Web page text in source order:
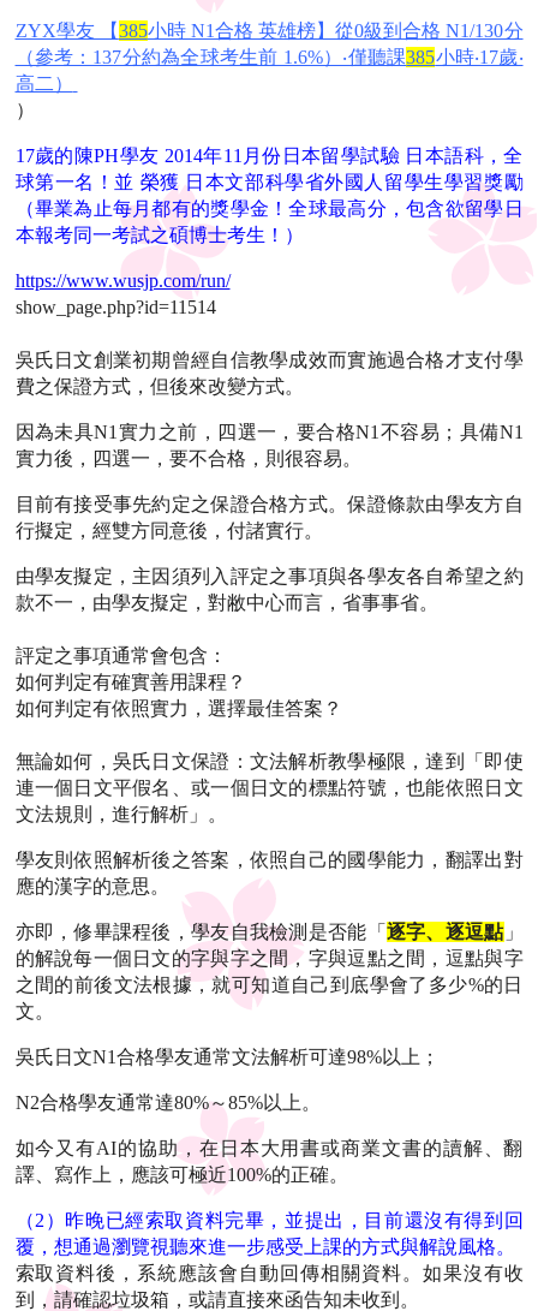
ZYX學友 【385小時 N1合格 英雄榜】從0級到合格 N1/130分
（參考：137分約為全球考生前 1.6%）‧僅聽課385小時‧17歲‧
高二）
）
17歲的陳PH學友 2014年11月份日本留學試驗 日本語科，全
球第一名！並 榮獲 日本文部科學省外國人留學生學習獎勵
（畢業為止每月都有的獎學金！全球最高分，包含欲留學日
本報考同一考試之碩博士考生！）
https://www.wusjp.com/run/
show_page.php?id=11514
吳氏日文創業初期曾經自信教學成效而實施過合格才支付學
費之保證方式，但後來改變方式。
因為未具N1實力之前，四選一，要合格N1不容易；具備N1
實力後，四選一，要不合格，則很容易。
目前有接受事先約定之保證合格方式。保證條款由學友方自
行擬定，經雙方同意後，付諸實行。
由學友擬定，主因須列入評定之事項與各學友各自希望之約
款不一，由學友擬定，對敝中心而言，省事事省。
評定之事項通常會包含：
如何判定有確實善用課程？
如何判定有依照實力，選擇最佳答案？
無論如何，吳氏日文保證：文法解析教學極限，達到「即使
連一個日文平假名、或一個日文的標點符號，也能依照日文
文法規則，進行解析」。
學友則依照解析後之答案，依照自己的國學能力，翻譯出對
應的漢字的意思。
亦即，修畢課程後，學友自我檢測是否能「 逐字、逐逗點」
的解說每一個日文的字與字之間，字與逗點之間，逗點與字
之間的前後文法根據，就可知道自己到底學會了多少%的日
文。
吳氏日文N1合格學友通常文法解析可達98%以上；
N2合格學友通常達80%～85%以上。
如今又有AI的協助，在日本大用書或商業文書的讀解、翻
譯、寫作上，應該可極近100%的正確。
（2）昨晚已經索取資料完畢，並提出，目前還沒有得到回
覆，想通過瀏覽視聽來進一步感受上課的方式與解說風格。
索取資料後，系統應該會自動回傳相關資料。如果沒有收
到，請確認垃圾箱，或請直接來函告知未收到。